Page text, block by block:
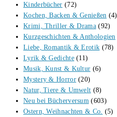
Kinderbücher (72)
Kochen, Backen & Genießen (4)
Krimi, Thriller & Drama (92)
Kurzgeschichten & Anthologien
Liebe, Romantik & Erotik (78)
Lyrik & Gedichte (11)
Musik, Kunst & Kultur (6)
Mystery & Horror (20)
Natur, Tiere & Umwelt (8)
Neu bei Bücherversum (603)
Ostern, Weihnachten & Co. (5)